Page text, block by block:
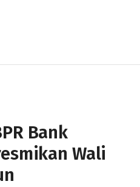
Bank
Wali